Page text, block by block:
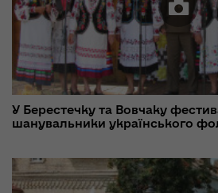
У Берестечку та Вовчаку
шанувальники українського